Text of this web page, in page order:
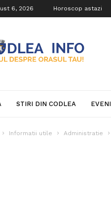
6, 2026 Horoscop astazi
STIRI DIN CODLEA
Informatii utile Administratie